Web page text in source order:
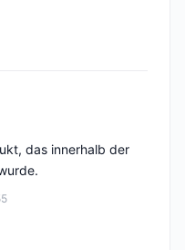
das innerhalb der